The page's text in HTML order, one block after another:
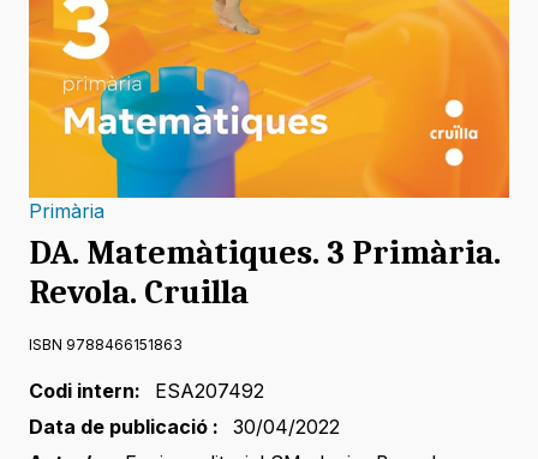
Primària
DA. Matemàtiques. 3 Primària.
Revola. Cruilla
ISBN 9788466151863
Codi intern:
ESA207492
Data de publicació :
30/04/2022